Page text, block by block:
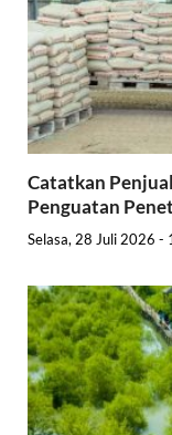
Catatkan
Penguatan
Selasa, 28 Juli 2026 -